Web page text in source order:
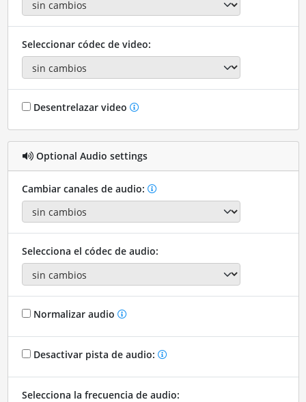
Seleccionar códec de video:
Desentrelazar video
Optional Audio settings
Cambiar canales de audio:
Selecciona el códec de audio:
Normalizar audio
Desactivar pista de audio:
Selecciona la frecuencia de audio: